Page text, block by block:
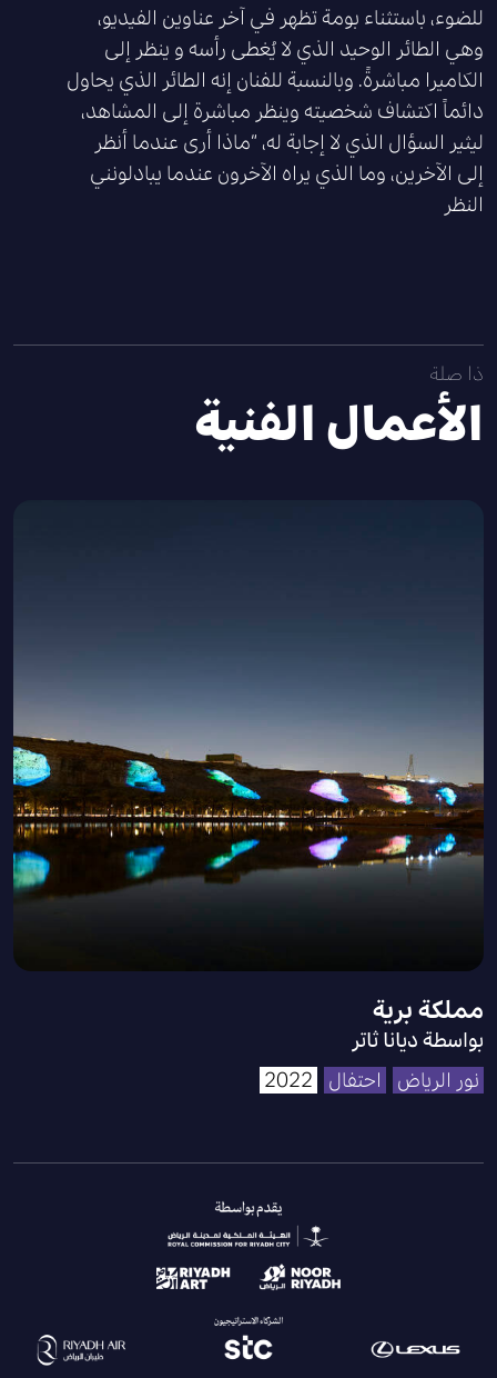
للضوء، باستثناء بومة تظهر في آخر عناوين الفيديو،
وهي الطائر الوحيد الذي لا يُغطى رأسه و ينظر إلى
الكاميرا مباشرةً. وبالنسبة للفنان إنه الطائر الذي يحاول
دائماً اكتشاف شخصيته وينظر مباشرة إلى المشاهد،
ليثير السؤال الذي لا إجابة له، “ماذا أرى عندما أنظر
إلى الآخرين، وما الذي يراه الآخرون عندما يبادلونني
النظر
ذا صلة
الأعمال الفنية
مملكة برية
بواسطة ديانا ثاتر
نور الرياض
احتفال 2022